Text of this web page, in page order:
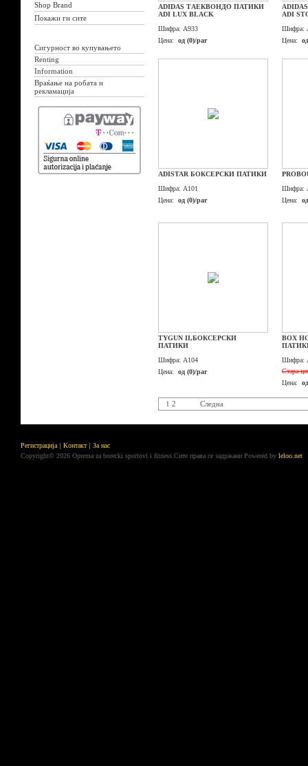
Shop Brand
Покажи ги сите
Сигурност во купувањето
Renting
Information
Враќање на робата и
рекламација
ADIDAS ТАЕКВОНДО ПАТИКИ
ADI LUX BLACK
Шифра: A933
Цена:
од (0)/par
ADI
Шифра:
Цена:
ADISTAR БОКСЕРСКИ ПАТИКИ
Шифра: A101
Цена:
од (0)/par
Шифра:
Цена:
TYGUN II,БОКСЕРСКИ
ПАТИКИ
Шифра: A104
Цена:
од (0)/par
BOX
Шифра:
Стара
Цена:
1 2 Следна
Регистрација Контакт
За нас
Copyright© 2026 Oprema za borecki sportovi i fitness.Сите права се задржани Powered by leloo.net